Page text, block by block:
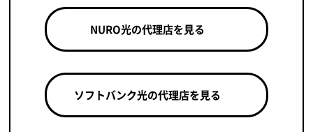
NURO光の代理店を見る
ソフトバンク光の代理店を見る